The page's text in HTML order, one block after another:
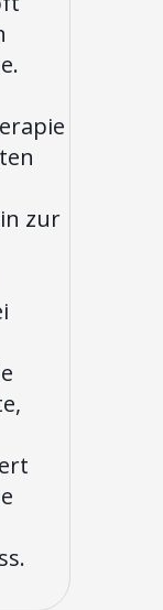
zur